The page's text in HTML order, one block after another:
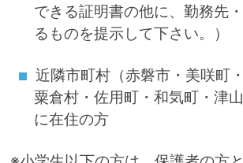
できる証明書の他に、勤務先
るものを提示して下さい。）
近隣市町村（赤磐市・美咲町
粟倉村・佐用町・和気町・津山
に在住の方